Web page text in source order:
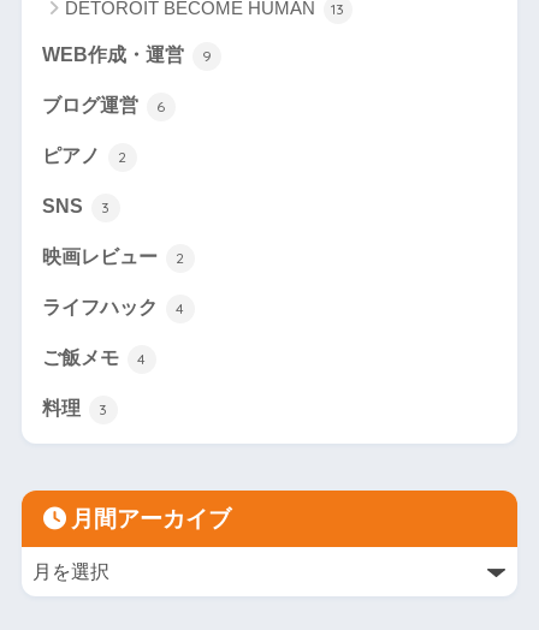
DETOROIT BECOME HUMAN 13
WEB作成・運営 9
ブログ運営 6
ピアノ 2
SNS 3
映画レビュー 2
ライフハック 4
ご飯メモ 4
料理 3
月間アーカイブ